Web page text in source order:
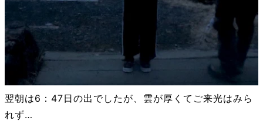
翌朝は6：47日の出でしたが、雲が厚くてご来光はみら
れず…